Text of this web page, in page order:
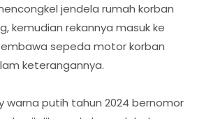
jendela rumah korban
kemudian rekannya masuk ke
sepeda motor korban
keterangannya.
warna putih tahun 2024 bernomor